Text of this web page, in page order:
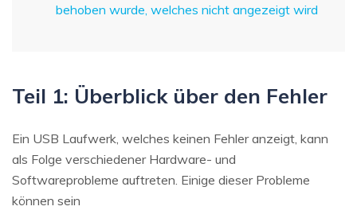
behoben wurde, welches nicht angezeigt wird
Teil 1: Überblick über den Fehler
Ein USB Laufwerk, welches keinen Fehler anzeigt, kann
als Folge verschiedener Hardware- und
Softwareprobleme auftreten. Einige dieser Probleme
können sein